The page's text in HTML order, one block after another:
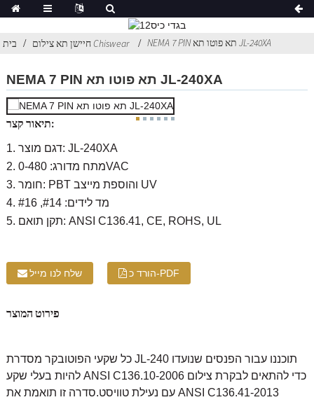
בית חיישן תא צילום Chiswear NEMA 7 PIN תא פוטו תא JL-240XA
NEMA 7 PIN תא פוטו תא JL-240XA
תיאור קצר:
1. דגם מוצר: JL-240XA
2. מתח מדורג: 0-480VAC
3. חומר: PBT והוספת מייצב UV
4. מד לידים: #14, #16
5. תקן תואם: ANSI C136.41, CE, ROHS, UL
שלח לנו מייל הורד כ-PDF
פירוט המוצר
כל שקעי הפוטובקר מסדרת JL-240 תוכננו עבור הפנסים שנועדו
להיות בעלי שקע ANSI C136.10-2006 כדי להתאים לבקרת צילום
עם נעילת טוויסט.סדרה זו תואמת את ANSI C136.41-2013